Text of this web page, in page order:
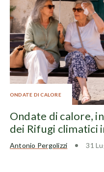
ONDATE DI CALORE
Ondate di calore,
dei Rifugi climatici
Antonio Pergolizzi 31